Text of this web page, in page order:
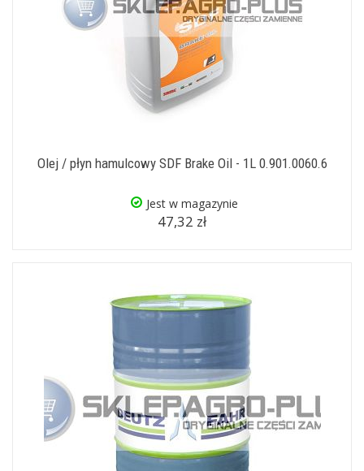
Olej / płyn hamulcowy SDF Brake Oil - 1L 0.901.0060.6
Jest w magazynie
47,32 zł